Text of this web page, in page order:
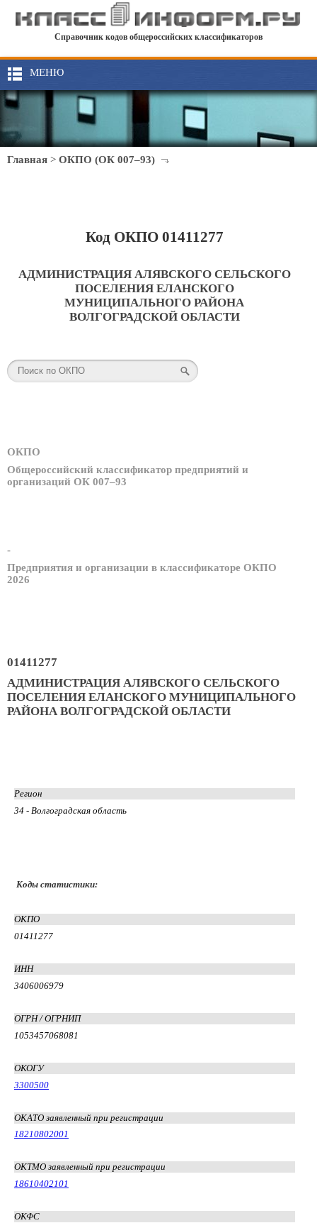
Справочник кодов общероссийских классификаторов
МЕНЮ
Главная > ОКПО (ОК 007–93)
Код ОКПО 01411277
АДМИНИСТРАЦИЯ АЛЯВСКОГО СЕЛЬСКОГО
ПОСЕЛЕНИЯ ЕЛАНСКОГО
МУНИЦИПАЛЬНОГО РАЙОНА
ВОЛГОГРАДСКОЙ ОБЛАСТИ
ОКПО
Общероссийский классификатор предприятий и
организаций ОК 007–93
-
Предприятия и организации в классификаторе ОКПО
2026
01411277
АДМИНИСТРАЦИЯ АЛЯВСКОГО СЕЛЬСКОГО
ПОСЕЛЕНИЯ ЕЛАНСКОГО МУНИЦИПАЛЬНОГО
РАЙОНА ВОЛГОГРАДСКОЙ ОБЛАСТИ
Регион
34 - Волгоградская область
Коды статистики:
ОКПО
01411277
ИНН
3406006979
ОГРН / ОГРНИП
1053457068081
ОКОГУ
3300500
ОКАТО заявленный при регистрации
18210802001
ОКТМО заявленный при регистрации
18610402101
ОКФС